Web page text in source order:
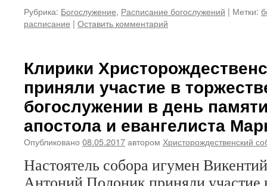
Рубрика: Богослужение, Расписание богослужений | Метки:
расписание | Оставить комментарий
Клирики
приняли участие в
богослужении в день
апостола и евангелиста
Опубликовано 08.05.2017автором Христорождественский
Настоятель собора игумен
Антоний Полоник приняли участие